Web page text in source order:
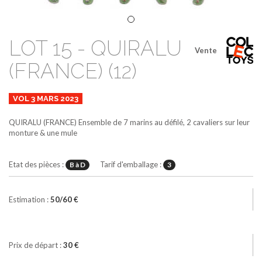
Vente
LOT 15 - QUIRALU
(FRANCE) (12)
VOL 3 MARS 2023
QUIRALU (FRANCE) Ensemble de 7 marins au défilé, 2 cavaliers sur leur
monture & une mule
Etat des pièces : B à D Tarif d'emballage : 3
Estimation :50/60 €
Prix de départ :30 €